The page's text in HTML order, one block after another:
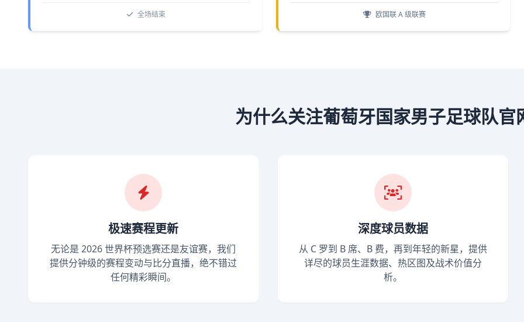
全场结束 欧国联 A 级联赛
为什么关注葡萄牙国家男子足球队官
极速赛程更新
无论是 2026 世界杯预选赛还是友谊赛，我们
提供分钟级的赛程变动与比分直播，绝不错过
任何精彩瞬间。
深度球员数据
从 C 罗到 B 席、B 费，再到年轻的新星，提供
详尽的球员生涯数据、热区图及战术价值分
析。